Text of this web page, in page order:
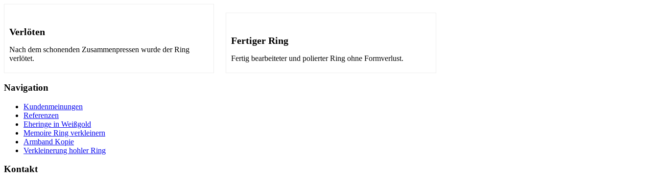
Verlöten
Nach dem schonenden Zusammenpressen wurde der Ring
verlötet.
Fertiger Ring
Fertig bearbeiteter und polierter Ring ohne Formverlust.
Navigation
Kundenmeinungen
Referenzen
Eheringe in Weißgold
Memoire Ring verkleinern
Armband Kopie
Verkleinerung hohler Ring
Kontakt